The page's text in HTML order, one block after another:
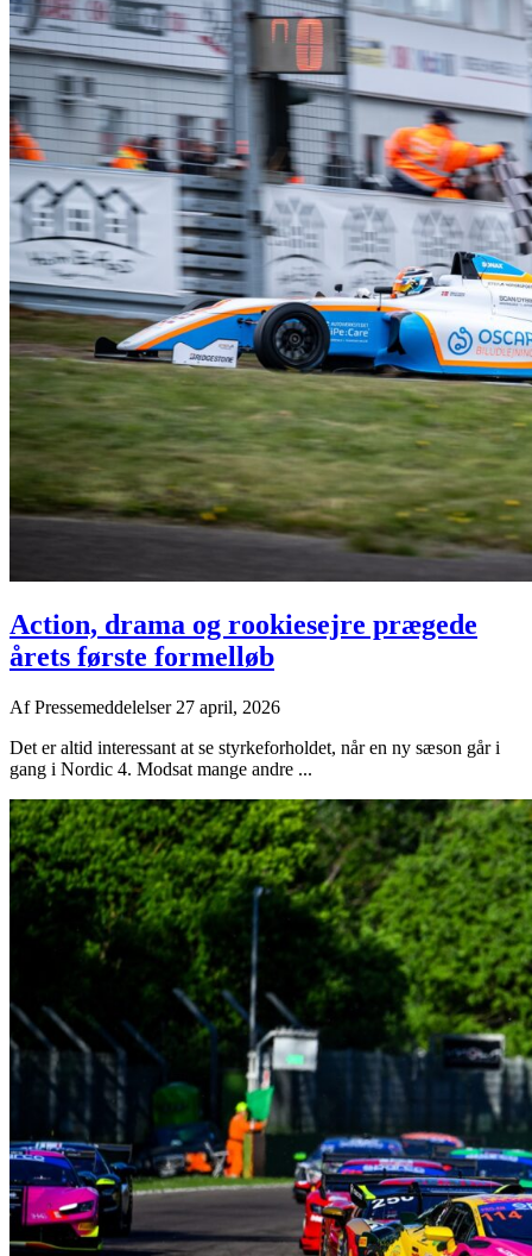
Action, drama og rookiesejre prægede
årets første formelløb
AfPressemeddelelser 27 april, 2026
Det er altid interessant at se styrkeforholdet, når en ny sæson går i
gang i Nordic 4. Modsat mange andre ...